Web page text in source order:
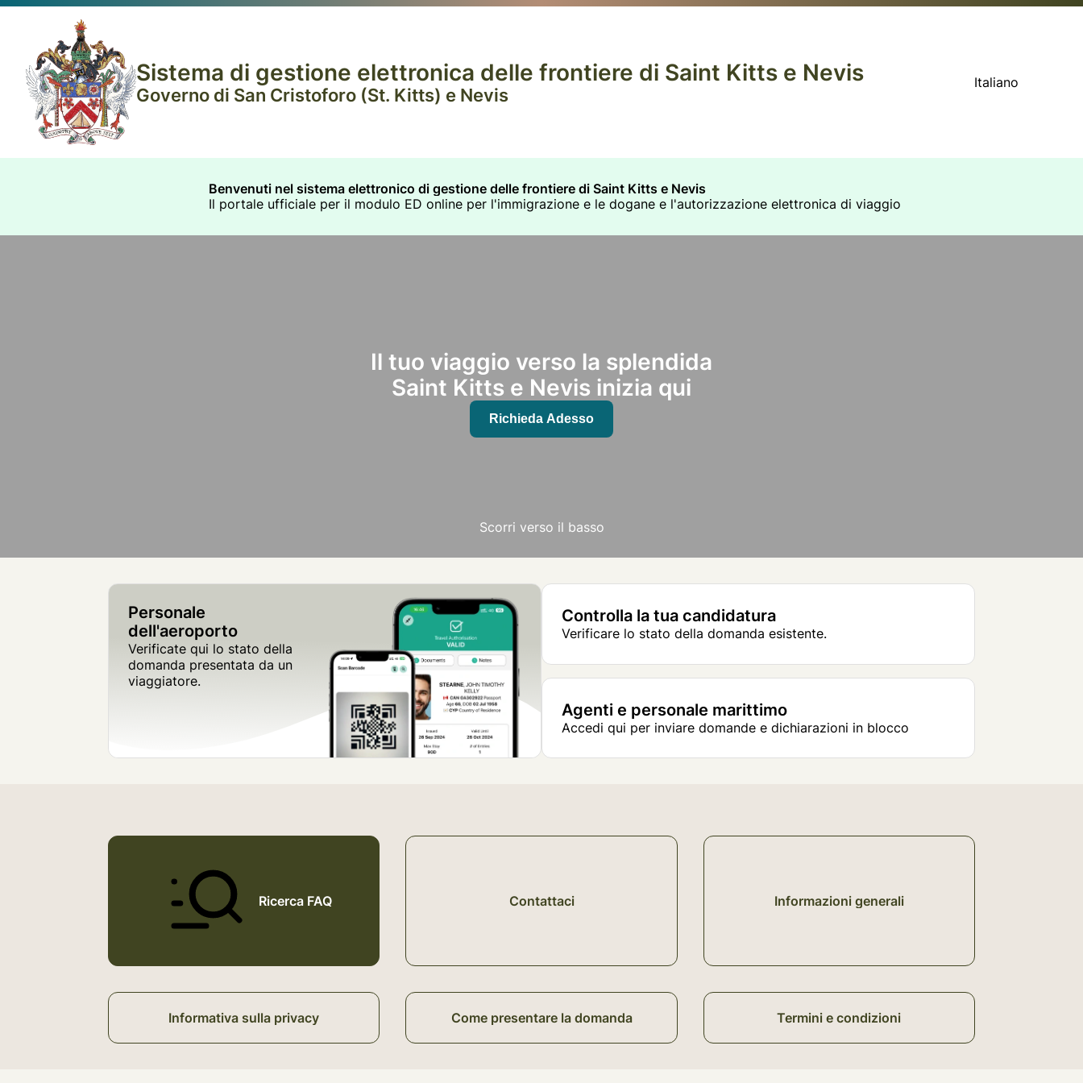
Sistema di gestione elettronica delle frontiere di Saint Kitts e Nevis
Governo di San Cristoforo (St. Kitts) e Nevis
Italiano
Benvenuti nel sistema elettronico di gestione delle frontiere di Saint Kitts e Nevis
Il portale ufficiale per il modulo ED online per l'immigrazione e le dogane e l'autorizzazione elettronica di viaggio
Il tuo viaggio verso la splendida
Saint Kitts e Nevis inizia qui
Richieda Adesso
Scorri verso il basso
Personale
dell'aeroporto
Verificate qui lo stato della
domanda presentata da un
viaggiatore.
Controlla la tua candidatura
Verificare lo stato della domanda esistente.
Agenti e personale marittimo
Accedi qui per inviare domande e dichiarazioni in blocco
Ricerca FAQ Contattaci Informazioni generali
Informativa sulla privacy Come presentare la domanda Termini e condizioni